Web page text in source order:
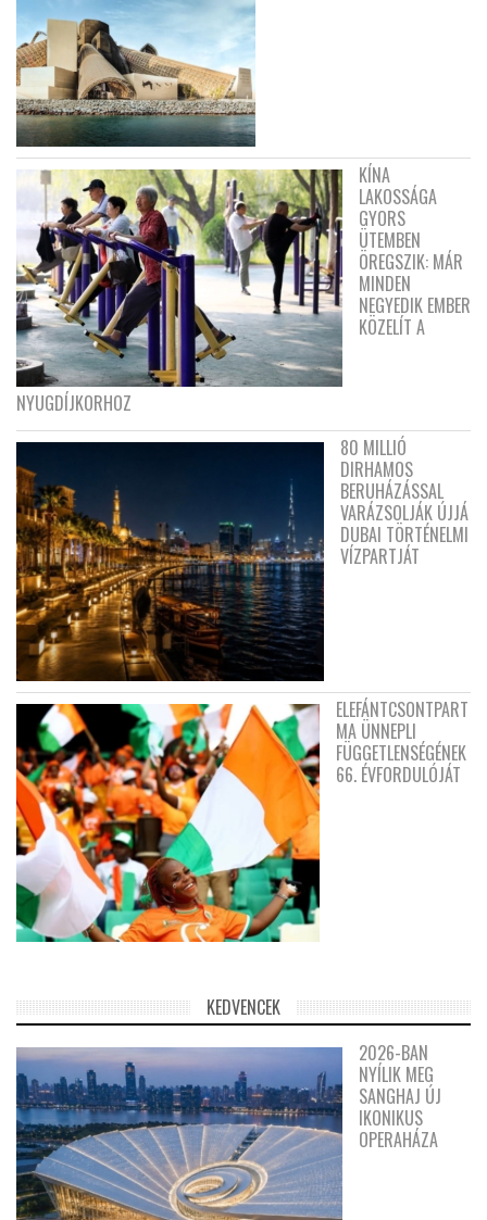
KÍNA
LAKOSSÁGA
GYORS
ÜTEMBEN
ÖREGSZIK: MÁR
MINDEN
NEGYEDIK EMBER
KÖZELÍT A
NYUGDÍJKORHOZ
80 MILLIÓ
DIRHAMOS
BERUHÁZÁSSAL
VARÁZSOLJÁK ÚJJÁ
DUBAI TÖRTÉNELMI
VÍZPARTJÁT
ELEFÁNTCSONTPART
MA ÜNNEPLI
FÜGGETLENSÉGÉNEK
66. ÉVFORDULÓJÁT
KEDVENCEK
2026-BAN
NYÍLIK MEG
SANGHAJ ÚJ
IKONIKUS
OPERAHÁZA